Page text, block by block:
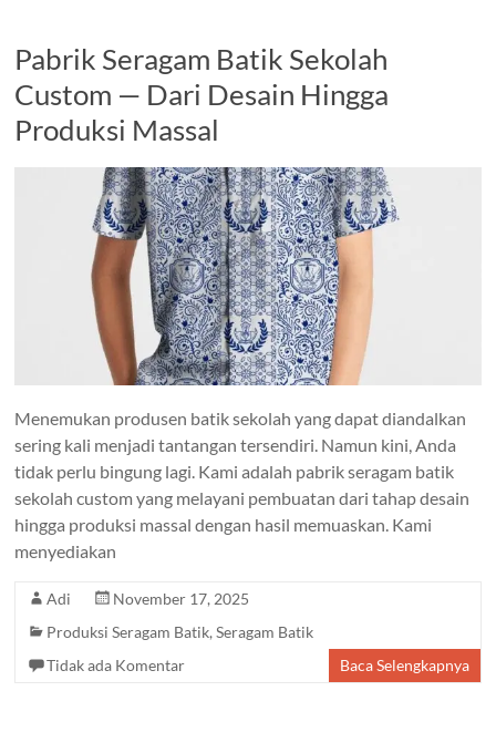
Seragam
Batik
Berkualitas
Pabrik Seragam Batik Sekolah
Custom — Dari Desain Hingga
Produksi Massal
Menemukan produsen batik sekolah yang dapat diandalkan
sering kali menjadi tantangan tersendiri. Namun kini, Anda
tidak perlu bingung lagi. Kami adalah pabrik seragam batik
sekolah custom yang melayani pembuatan dari tahap desain
hingga produksi massal dengan hasil memuaskan. Kami
menyediakan
Adi
November 17, 2025
Produksi Seragam Batik,Seragam Batik
Tidak ada Komentar
Baca Selengkapnya